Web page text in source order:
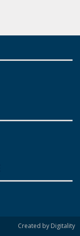
Created by Digitality